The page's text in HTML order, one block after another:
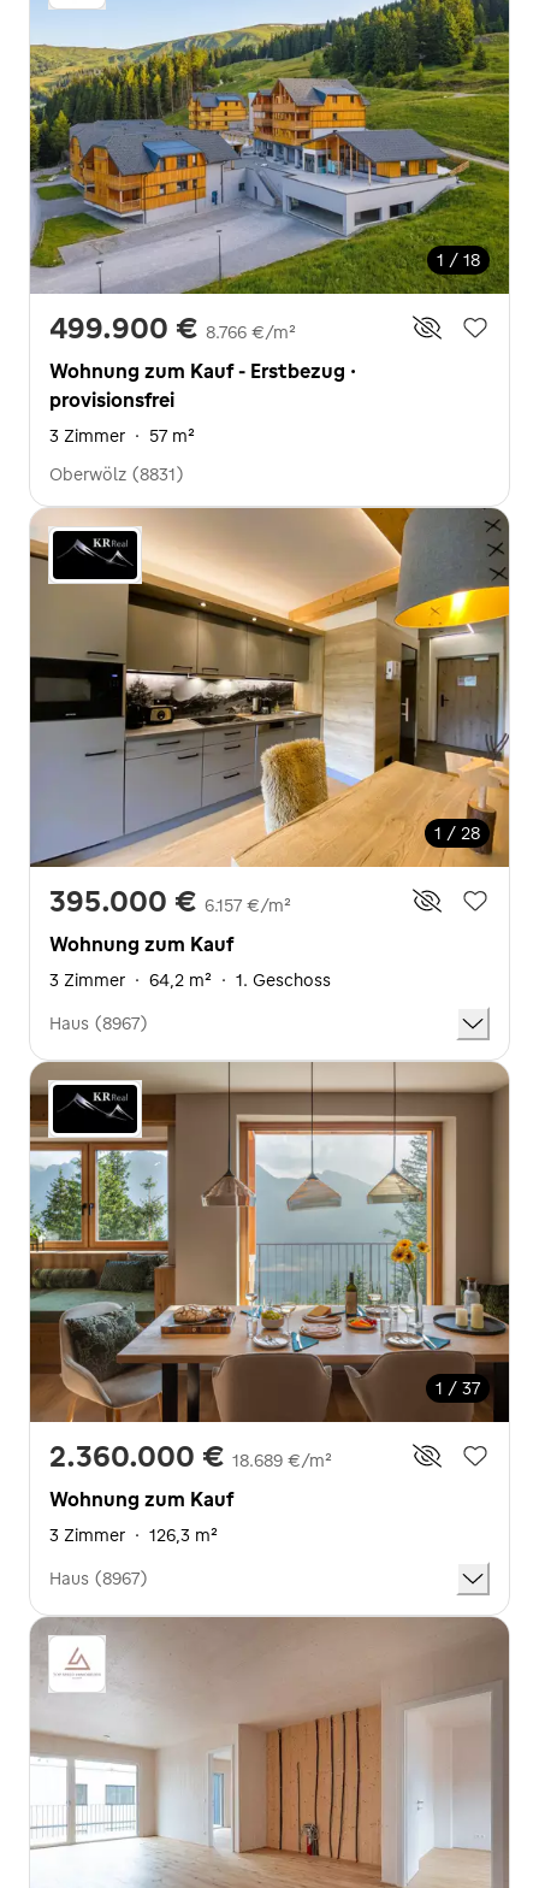
1 / 18
499.900 € 8.766 €/m²
Wohnung zum Kauf - Erstbezug ·
provisionsfrei
3 Zimmer · 57 m²
Oberwölz (8831)
1 / 28
395.000 € 6.157 €/m²
Wohnung zum Kauf
3 Zimmer · 64,2 m² · 1. Geschoss
Haus (8967)
1 / 37
2.360.000 € 18.689 €/m²
Wohnung zum Kauf
3 Zimmer · 126,3 m²
Haus (8967)